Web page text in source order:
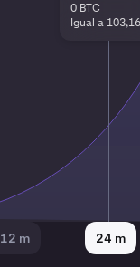
0 BTC
Igual a
12 m 24 m